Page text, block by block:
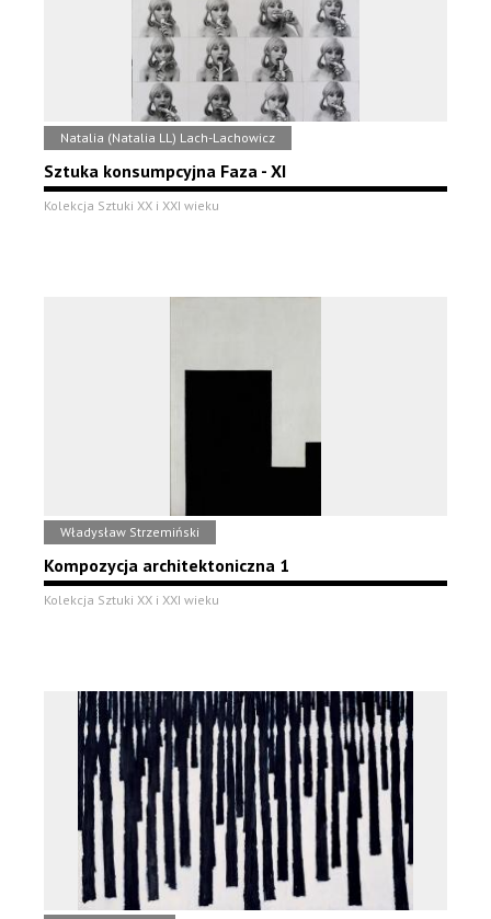
Natalia (Natalia LL) Lach-Lachowicz
Sztuka konsumpcyjna Faza - XI
Kolekcja Sztuki XX i XXI wieku
Władysław Strzemiński
Kompozycja architektoniczna 1
Kolekcja Sztuki XX i XXI wieku